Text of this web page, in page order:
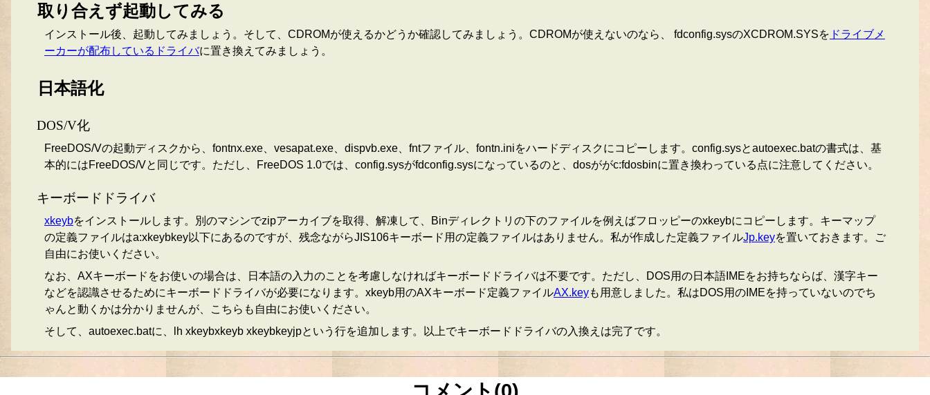
取り合えず起動してみる
インストール後、起動してみましょう。そして、CDROMが使えるかどうか確認してみましょう。CDROMが使えないのなら、 fdconfig.sysのXCDROM.SYSを ドライブメ
ーカーが配布しているドライバに置き換えてみましょう。
日本語化
DOS/V化
FreeDOS/Vの起動ディスクから、fontnx.exe、vesapat.exe、dispvb.exe、fntファイル、fontn.iniをハードディスクにコピーします。config.sysとautoexec.batの書式は、基
本的にはFreeDOS/Vと同じです。ただし、FreeDOS 1.0では、config.sysがfdconfig.sysになっているのと、dosががc:fdosbinに置き換わっている点に注意してください。
キーボードドライバ
xkeybをインストールします。別のマシンでzipアーカイブを取得、解凍して、Binディレクトリの下のファイルを例えばフロッピーのxkeybにコピーします。キーマップ
の定義ファイルはa:xkeybkey以下にあるのですが、残念ながらJIS106キーボード用の定義ファイルはありません。私が作成した定義ファイルJp.keyを置いておきます。ご
自由にお使いください。
なお、AXキーボードをお使いの場合は、日本語の入力のことを考慮しなければキーボードドライバは不要です。ただし、DOS用の日本語IMEをお持ちならば、漢字キー
などを認識させるためにキーボードドライバが必要になります。xkeyb用のAXキーボード定義ファイルAX.keyも用意しました。私はDOS用のIMEを持っていないのでち
ゃんと動くかは分かりませんが、こちらも自由にお使いください。
そして、autoexec.batに、lh xkeybxkeyb xkeybkeyjpという行を追加します。以上でキーボードドライバの入換えは完了です。
コメント(0)